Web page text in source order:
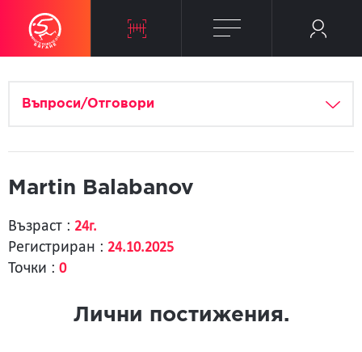
Въпроси/Отговори
Martin Balabanov
Възраст : 24г.
Регистриран : 24.10.2025
Точки : 0
Лични постижения.